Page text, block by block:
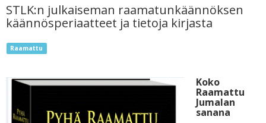
STLK:n julkaiseman raamatunkäännöksen
käännösperiaatteet ja tietoja kirjasta
Raamattu
Koko
Raamattu
Jumalan
sanana